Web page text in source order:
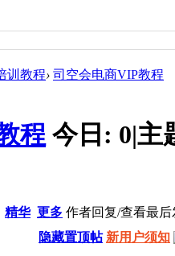
训教程› 司空会电商VIP教程
程 今日: 0|主
精华 更多 作者回复/查看最后
隐藏置顶帖 新用户须知